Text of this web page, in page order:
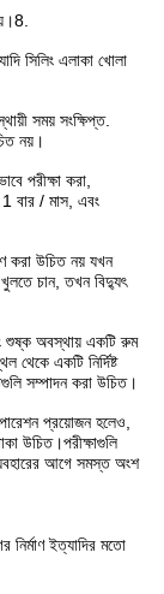
সিলিং এলাকা খোলা
সময় সংক্ষিপ্ত.
নয়।
পরীক্ষা করা,
1 বার / মাস, এবং
করা উচিত নয় যখন
চান, তখন বিদ্যুৎ
শুষ্ক অবস্থায় একটি রুম
একটি নির্দিষ্ট
সম্পাদন করা উচিত।
প্রয়োজন হলেও,
উচিত।পরীক্ষাগুলি
আগে সমস্ত অংশ
নির্মাণ ইত্যাদির মতো